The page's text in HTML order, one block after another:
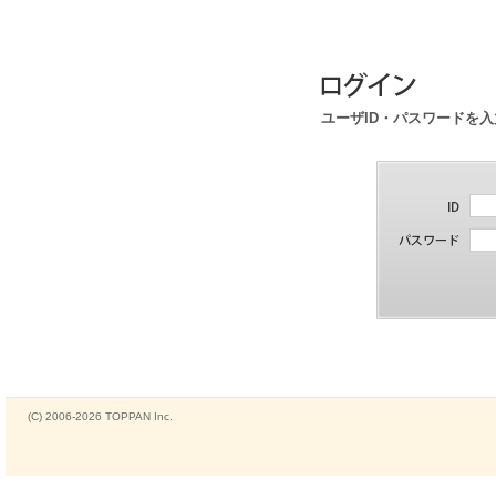
ユーザID・パスワードを
(C) 2006-2026 TOPPAN Inc.